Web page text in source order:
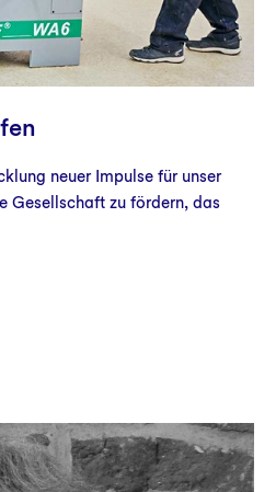
neuer Impulse für unser
Gesellschaft zu fördern, das